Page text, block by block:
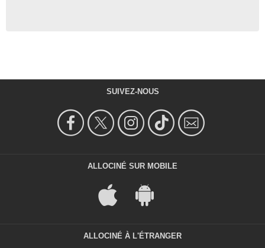
SUIVEZ-NOUS
ALLOCINÉ SUR MOBILE
ALLOCINÉ À L'ÉTRANGER